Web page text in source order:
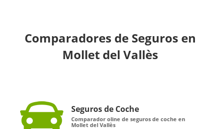
Comparadores de Seguros en
Mollet del Vallès
Seguros de Coche
Comparador oline de seguros de coche en
Mollet del Vallès